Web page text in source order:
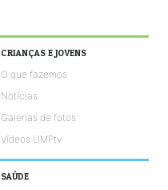
CRIANÇAS E JOVENS
O que fazemos
Notícias
Galerias de fotos
Vídeos UMPtv
SAÚDE